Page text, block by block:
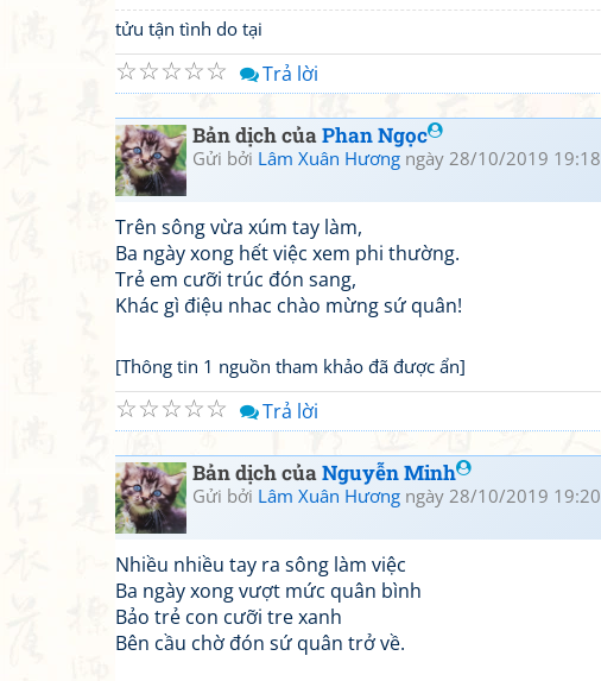
tửu tận tình do tại
☆
☆
☆
☆
☆ Trả lời
Bản dịch củaPhan Ngọc
Gửi bởi Lâm Xuân Hương ngày 28/10/2019 19:18
Trên sông vừa xúm tay làm,
Ba ngày xong hết việc xem phi thường.
Trẻ em cưỡi trúc đón sang,
Khác gì điệu nhac chào mừng sứ quân!
[Thông tin 1 nguồn tham khảo đã được ẩn]
☆
☆
☆
☆
☆ Trả lời
Bản dịch củaNguyễn Minh
Gửi bởi Lâm Xuân Hương ngày 28/10/2019 19:20
Nhiều nhiều tay ra sông làm việc
Ba ngày xong vượt mức quân bình
Bảo trẻ con cưỡi tre xanh
Bên cầu chờ đón sứ quân trở về.